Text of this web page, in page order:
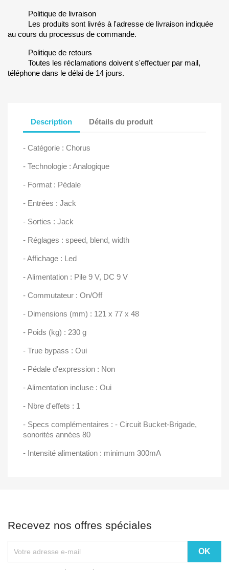
Politique de livraison
Les produits sont livrés à l'adresse de livraison indiquée
au cours du processus de commande.
Politique de retours
Toutes les réclamations doivent s'effectuer par mail,
téléphone dans le délai de 14 jours.
Description Détails du produit
- Catégorie : Chorus
- Technologie : Analogique
- Format : Pédale
- Entrées : Jack
- Sorties : Jack
- Réglages : speed, blend, width
- Affichage : Led
- Alimentation : Pile 9 V, DC 9 V
- Commutateur : On/Off
- Dimensions (mm) : 121 x 77 x 48
- Poids (kg) : 230 g
- True bypass : Oui
- Pédale d'expression : Non
- Alimentation incluse : Oui
- Nbre d'effets : 1
- Specs complémentaires : - Circuit Bucket-Brigade,
sonorités années 80
- Intensité alimentation : minimum 300mA
Recevez nos offres spéciales